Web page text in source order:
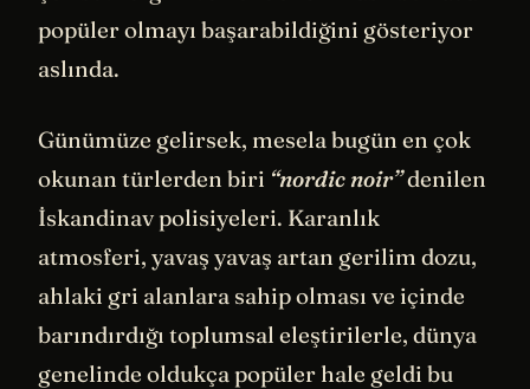
popüler olmayı başarabildiğini gösteriyor
aslında.
Günümüze gelirsek, mesela bugün en çok
okunan türlerden biri “nordic noir”denilen
İskandinav polisiyeleri. Karanlık
atmosferi, yavaş yavaş artan gerilim dozu,
ahlaki gri alanlara sahip olması ve içinde
barındırdığı toplumsal eleştirilerle, dünya
genelinde oldukça popüler hale geldi bu